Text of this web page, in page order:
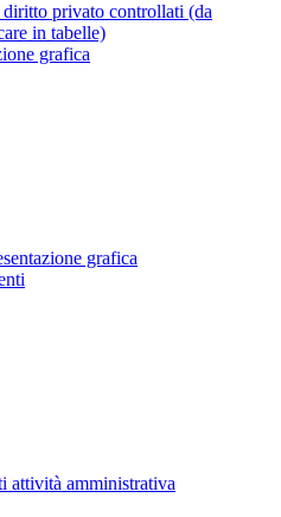
privato controllati (da
in tabelle)
grafica
grafica
attività amministrativa